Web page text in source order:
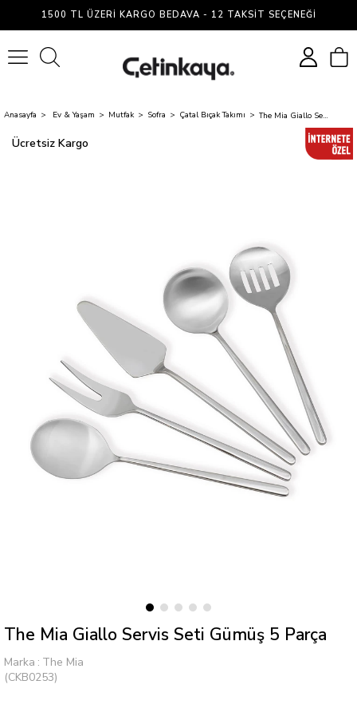
1500 TL ÜZERI KARGO BEDAVA - 12 TAKSIT SEÇENEĞI
Anasayfa Ev & Yaşam Mutfak Sofra Çatal Bıçak Takımı The Mia Giallo Servis Seti Gümüş 5 Parça
Ücretsiz Kargo
The Mia Giallo Servis Seti Gümüş 5 Parça
Marka : The Mia
(CKB0253)